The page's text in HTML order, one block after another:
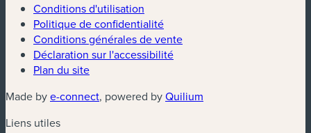
Conditions d'utilisation
Politique de confidentialité
Conditions générales de vente
Déclaration sur l'accessibilité
Plan du site
Made bye-connect(nouvelle fenêtre)
, powered byQuilium
Liens utiles